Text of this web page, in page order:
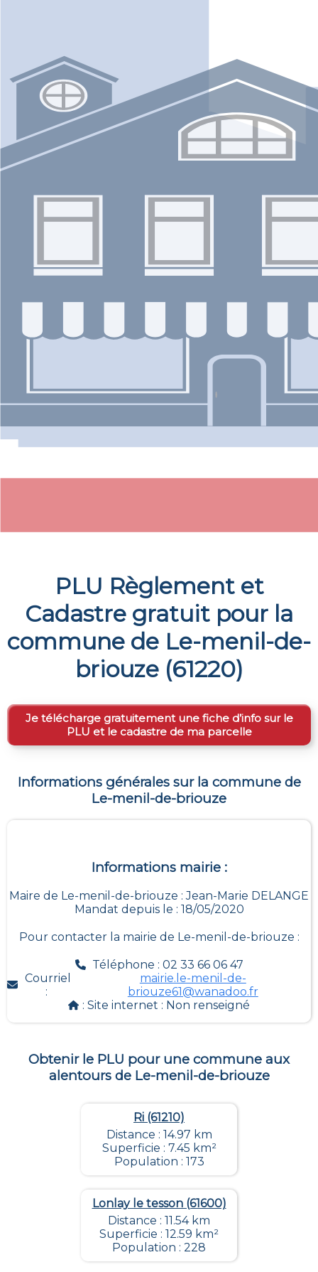
PLU Règlement et
Cadastre gratuit pour la
commune de Le-menil-de-
briouze(61220)
Je télécharge gratuitement une fiche d’info sur le
PLU et le cadastre de ma parcelle
Informations générales sur la commune de
Le-menil-de-briouze
Informations mairie :
Maire de Le-menil-de-briouze : Jean-Marie DELANGE
Mandat depuis le : 18/05/2020
Pour contacter la mairie de Le-menil-de-briouze :
Téléphone : 02 33 66 06 47
Courriel
:
mairie.le-menil-de-
briouze61@wanadoo.fr
: Site internet : Non renseigné
Obtenir le PLU pour une commune aux
alentours de Le-menil-de-briouze
Ri (61210)
Distance : 14.97 km
Superficie : 7.45 km²
Population : 173
Lonlay le tesson (61600)
Distance : 11.54 km
Superficie : 12.59 km²
Population : 228